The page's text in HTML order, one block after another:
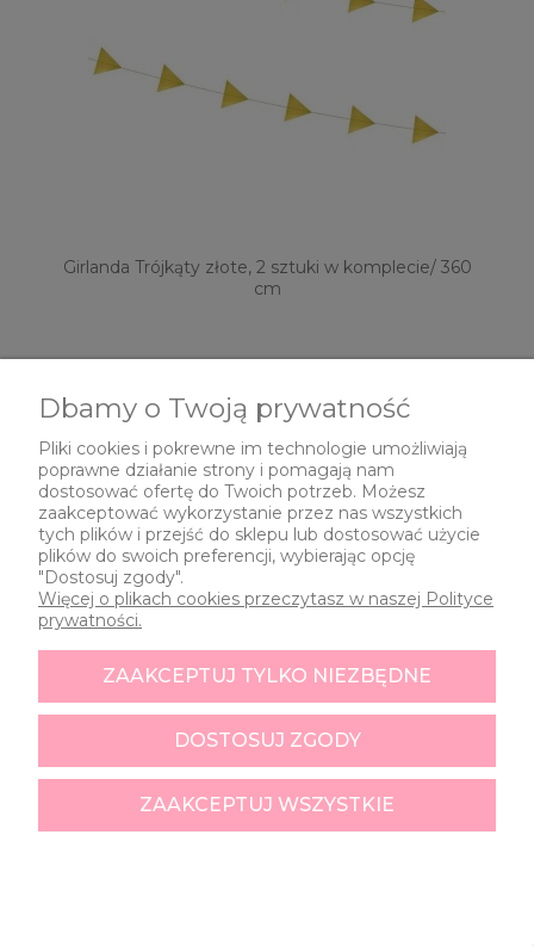
Girlanda Trójkąty złote, 2 sztuki w komplecie/ 360
cm
Dbamy o Twoją prywatność
Pliki cookies i pokrewne im technologie umożliwiają
poprawne działanie strony i pomagają nam
dostosować ofertę do Twoich potrzeb. Możesz
zaakceptować wykorzystanie przez nas wszystkich
tych plików i przejść do sklepu lub dostosować użycie
plików do swoich preferencji, wybierając opcję
"Dostosuj zgody".
Więcej o plikach cookies przeczytasz w naszej Polityce
prywatności.
ZAAKCEPTUJ TYLKO NIEZBĘDNE
DOSTOSUJ ZGODY
ZAAKCEPTUJ WSZYSTKIE